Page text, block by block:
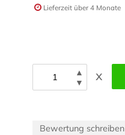
Lieferzeit über 4 Monate
▲
▼
x
Bewertung schreiben